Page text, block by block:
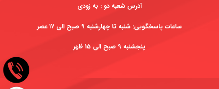
آدرس شعبه دو : به زودی
ساعات پاسخگویی: شنبه تا چهارشنبه ۹ صبح الی ۱۷ عصر
پنجشنبه 9 صبح الی 15 ظهر